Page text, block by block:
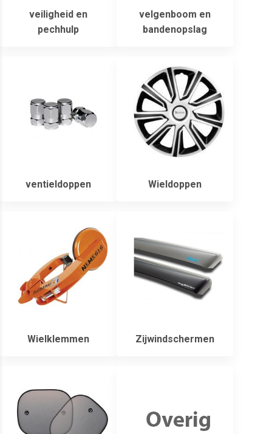
veiligheid en
pechhulp
velgenboom en
bandenopslag
ventieldoppen Wieldoppen
Wielklemmen Zijwindschermen